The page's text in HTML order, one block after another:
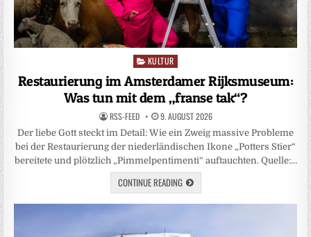
Posted
KULTUR
Restaurierung im Amsterdamer Rijksmuseum:
Was tun mit dem „franse tak“?
RSS-FEED 9. AUGUST 2026
Der liebe Gott steckt im Detail: Wie ein Zweig massive Probleme
bei der Restaurierung der niederländischen Ikone „Potters Stier“
bereitete und plötzlich „Pimmelpentimenti“ auftauchten. Quelle:…
CONTINUE READING